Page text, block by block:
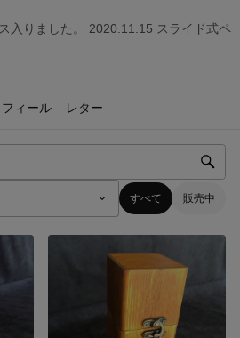
入りました。 2020.11.15 スライド式ペ
ィール レター
すべて 販売中